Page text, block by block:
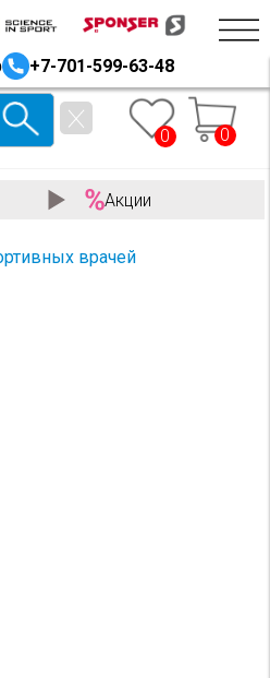
+7-701-599-63-48
0 0
Акции
врачей